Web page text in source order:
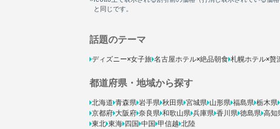
話題のテーマ
ディズニー×女子旅 名古屋ホテル×絶品朝食 札幌ホテル×贅
都道府県・地域から探す
北海道 青森県 岩手県 秋田県 宮城県 山形県 福島県 栃木県
京都府 大阪府 奈良県 和歌山県 兵庫県 香川県 徳島県 高知
東北 東海 四国 中国 甲信越 北陸